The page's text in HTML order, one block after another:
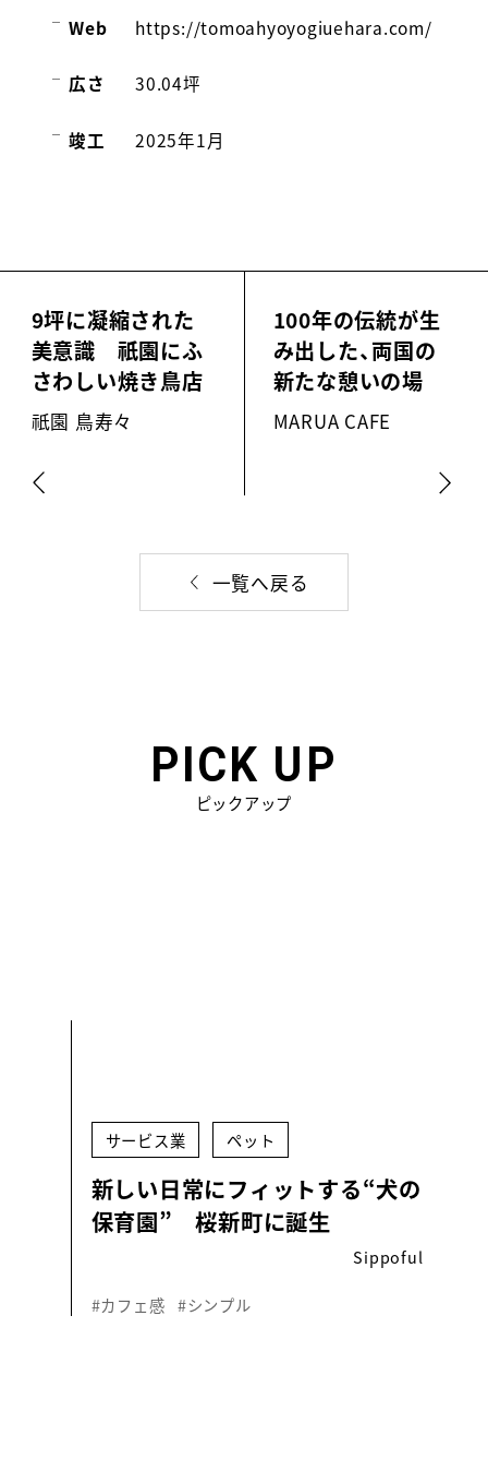
Web https://tomoahyoyogiuehara.com/
広さ 30.04坪
竣工 2025年1月
9坪に凝縮された
美意識 祇園にふ
さわしい焼き鳥店
祇園 鳥寿々
100年の伝統が生
み出した、両国の
新たな憩いの場
MARUA CAFE
一覧へ戻る
PICK UP
ピックアップ
サービス業 ペット
新しい日常にフィットする“犬の
保育園” 桜新町に誕生
Sippoful
#カフェ感 #シンプル